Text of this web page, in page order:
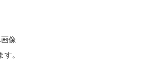
像
。